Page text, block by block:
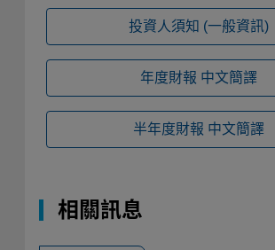
投資人須知 (一般資訊)
年度財報 中文簡譯
半年度財報 中文簡譯
相關訊息